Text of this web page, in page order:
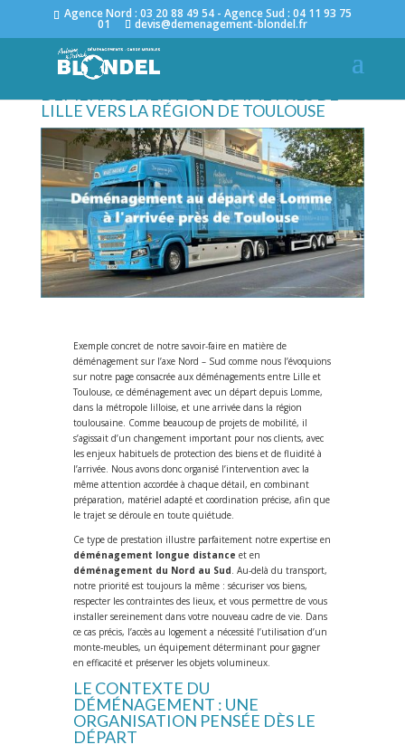
Agence Nord : 03 20 88 49 54 - Agence Sud : 04 11 93 75
01 devis@demenagement-blondel.fr
LILLE VERS LA RÉGION DE TOULOUSE
Exemple concret de notre savoir-faire en matière de
déménagement sur l’axe Nord – Sud comme nous l’évoquions
sur notre page consacrée aux déménagements entre Lille et
Toulouse, ce déménagement avec un départ depuis Lomme,
dans la métropole lilloise, et une arrivée dans la région
toulousaine. Comme beaucoup de projets de mobilité, il
s’agissait d’un changement important pour nos clients, avec
les enjeux habituels de protection des biens et de fluidité à
l’arrivée. Nous avons donc organisé l’intervention avec la
même attention accordée à chaque détail, en combinant
préparation, matériel adapté et coordination précise, afin que
le trajet se déroule en toute quiétude.
Ce type de prestation illustre parfaitement notre expertise en
déménagement longue distance et en
déménagement du Nord au Sud. Au-delà du transport,
notre priorité est toujours la même : sécuriser vos biens,
respecter les contraintes des lieux, et vous permettre de vous
installer sereinement dans votre nouveau cadre de vie. Dans
ce cas précis, l’accès au logement a nécessité l’utilisation d’un
monte-meubles, un équipement déterminant pour gagner
en efficacité et préserver les objets volumineux.
LE CONTEXTE DU
DÉMÉNAGEMENT : UNE
ORGANISATION PENSÉE DÈS LE
DÉPART